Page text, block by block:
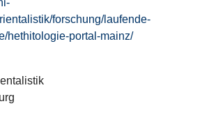
forschung/laufende-
hethitologie-portal-mainz/